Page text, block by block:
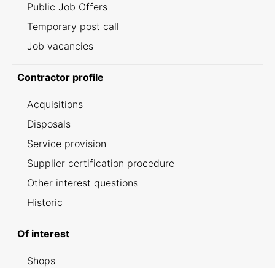
Public Job Offers
Temporary post call
Job vacancies
Contractor profile
Acquisitions
Disposals
Service provision
Supplier certification procedure
Other interest questions
Historic
Of interest
Shops